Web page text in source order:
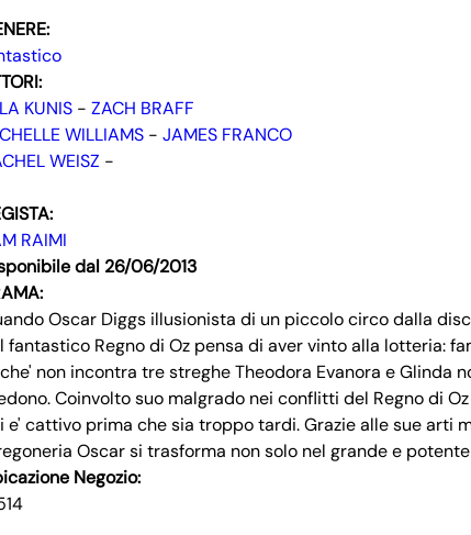
KUNIS -ZACH BRAFF
WILLIAMS -JAMES FRANCO
WEISZ -
RAIMI
dal 26/06/2013
Oscar Diggs illusionista di un piccolo circo dalla
fantastico Regno di Oz pensa di aver vinto alla lotteria:
non incontra tre streghe Theodora Evanora e Glinda
Coinvolto suo malgrado nei conflitti del Regno di
e' cattivo prima che sia troppo tardi. Grazie alle sue arti
Oscar si trasforma non solo nel grande e
Negozio: